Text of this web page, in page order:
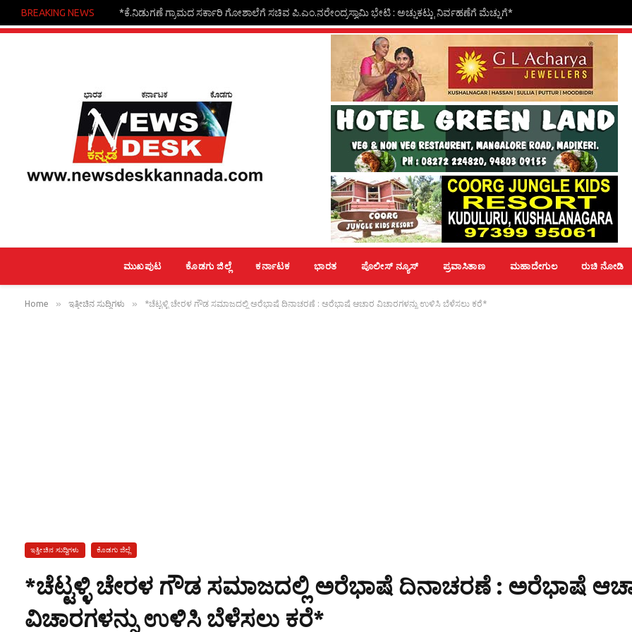
BREAKING NEWS *ಚೆಂಬು ಗ್ರಾಮದಲ್ಲಿ ಉಚಿತ ಇಡಿಪಿ ತರಬೇತಿ*
ಮುಖಪುಟ ಕೊಡಗು ಜಿಲ್ಲೆ ಕರ್ನಾಟಕ ಭಾರತ ಪೊಲೀಸ್ ನ್ಯೂಸ್ ಪ್ರವಾಸಿತಾಣ ಮಹಾದೇಗುಲ ರುಚಿ ನೋಡಿ
Home » ಇತ್ತೀಚಿನ ಸುದ್ದಿಗಳು » *ಚೆಟ್ಟಳ್ಳಿ ಚೇರಳ ಗೌಡ ಸಮಾಜದಲ್ಲಿ ಅರೆಭಾಷೆ ದಿನಾಚರಣೆ : ಅರೆಭಾಷೆ ಆಚಾರ ವಿಚಾರಗಳನ್ನು ಉಳಿಸಿ ಬೆಳೆಸಲು ಕರೆ*
ಇತ್ತೀಚಿನ ಸುದ್ದಿಗಳು ಕೊಡಗು ಜಿಲ್ಲೆ
*ಚೆಟ್ಟಳ್ಳಿ ಚೇರಳ ಗೌಡ ಸಮಾಜದಲ್ಲಿ ಅರೆಭಾಷೆ ದಿನಾಚರಣೆ : ಅರೆಭಾಷೆ
ವಿಚಾರಗಳನ್ನು ಉಳಿಸಿ ಬೆಳೆಸಲು ಕರೆ*